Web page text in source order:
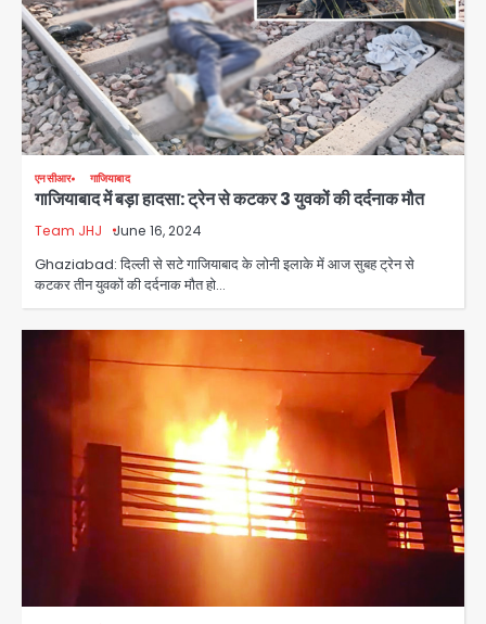
एनसीआर गाजियाबाद
गाजियाबाद में बड़ा हादसा: ट्रेन से कटकर 3 युवकों की दर्दनाक मौत
Team JHJ June 16, 2024
Ghaziabad: दिल्ली से सटे गाजियाबाद के लोनी इलाके में आज सुबह ट्रेन से
कटकर तीन युवकों की दर्दनाक मौत हो…